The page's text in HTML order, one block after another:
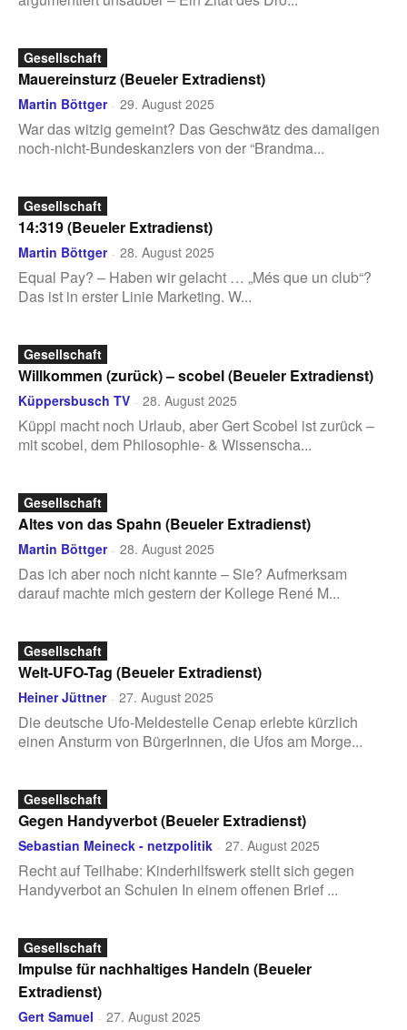
Gesellschaft
Mauereinsturz (Beueler Extradienst)
Martin Böttger - 29. August 2025
War das witzig gemeint? Das Geschwätz des damaligen
noch-nicht-Bundeskanzlers von der “Brandma...
Gesellschaft
14:319 (Beueler Extradienst)
Martin Böttger - 28. August 2025
Equal Pay? – Haben wir gelacht … „Més que un club“?
Das ist in erster Linie Marketing. W...
Gesellschaft
Willkommen (zurück) – scobel (Beueler Extradienst)
Küppersbusch TV - 28. August 2025
Küppi macht noch Urlaub, aber Gert Scobel ist zurück –
mit scobel, dem Philosophie- & Wissenscha...
Gesellschaft
Altes von das Spahn (Beueler Extradienst)
Martin Böttger - 28. August 2025
Das ich aber noch nicht kannte – Sie? Aufmerksam
darauf machte mich gestern der Kollege René M...
Gesellschaft
Welt-UFO-Tag (Beueler Extradienst)
Heiner Jüttner - 27. August 2025
Die deutsche Ufo-Meldestelle Cenap erlebte kürzlich
einen Ansturm von BürgerInnen, die Ufos am Morge...
Gesellschaft
Gegen Handyverbot (Beueler Extradienst)
Sebastian Meineck - netzpolitik - 27. August 2025
Recht auf Teilhabe: Kinderhilfswerk stellt sich gegen
Handyverbot an Schulen In einem offenen Brief ...
Gesellschaft
Impulse für nachhaltiges Handeln (Beueler
Extradienst)
Gert Samuel - 27. August 2025